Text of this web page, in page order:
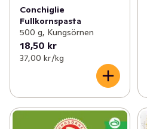
Conchiglie
Fullkornspasta
500 g, Kungsörnen
18,50 kr
37,00 kr /kg